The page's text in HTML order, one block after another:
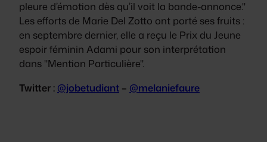
pleure d’émotion dès qu’il voit la bande-annonce."
Les efforts de Marie Del Zotto ont porté ses fruits :
en septembre dernier, elle a reçu le Prix du Jeune
espoir féminin Adami pour son interprétation
dans "Mention Particulière".
Twitter : @jobetudiant – @melaniefaure